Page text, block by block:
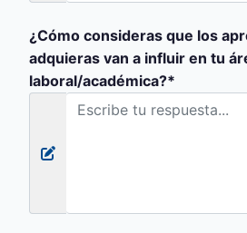
¿Cómo consideras que los
adquieras van a influir en tu
laboral/académica?*